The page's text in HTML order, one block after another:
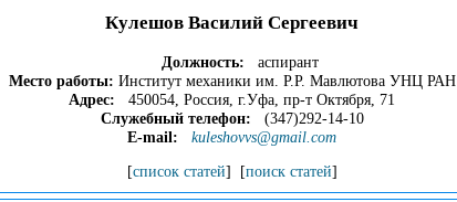
Кулешов Василий Сергеевич
Должность: аспирант
Место работы: Институт механики им. Р.Р. Мавлютова УНЦ РАН
Адрес: 450054, Россия, г.Уфа, пр-т Октября, 71
Служебный телефон: (347)292-14-10
E-mail:
kuleshovvs@gmail.com
[список статей] [поиск статей]